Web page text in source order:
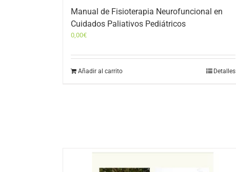
Manual de Fisioterapia Neurofuncional en
Cuidados Paliativos Pediátricos
0,00€
Añadir al carrito Detalles